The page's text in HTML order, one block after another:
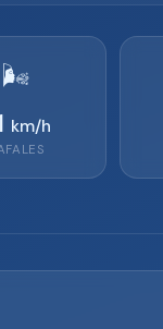
🌬️
km/h